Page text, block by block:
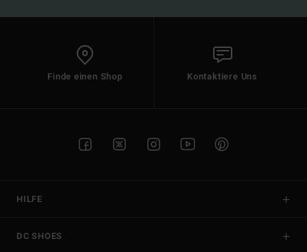
Finde einen Shop Kontaktiere Uns
HILFE
DC SHOES